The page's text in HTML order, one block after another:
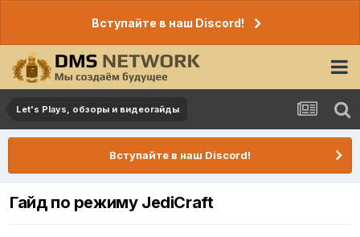
Вступайте в наш Discord!
Let's Plays, обзоры и видеогайды
Вступайте в наш Discord!
Гайд по режиму JediCraft